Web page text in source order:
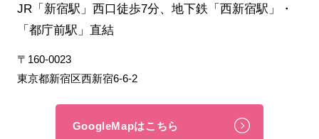
JR「新宿駅」西口徒歩7分、地下鉄「西新宿駅」・
「都庁前駅」直結
〒160-0023
東京都新宿区西新宿6-6-2
GoogleMapはこちら